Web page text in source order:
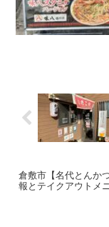
倉敷市【名代とんか
報とテイクアウトメ